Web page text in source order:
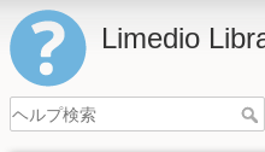
Limedio